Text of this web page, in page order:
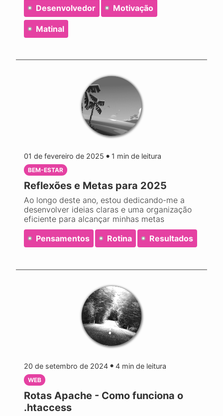
Desenvolvedor
Motivação
Matinal
01 de fevereiro de 2025 ● 1 min de leitura
BEM-ESTAR
Reflexões e Metas para 2025
Ao longo deste ano, estou dedicando-me a
desenvolver ideias claras e uma organização
eficiente para alcançar minhas metas
Pensamentos
Rotina Resultados
20 de setembro de 2024 ● 4 min de leitura
WEB
Rotas Apache - Como funciona o
.htaccess